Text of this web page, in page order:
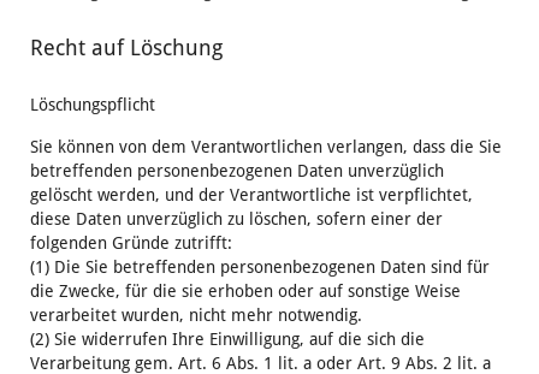
Recht auf Löschung
Löschungspflicht
Sie können von dem Verantwortlichen verlangen, dass die Sie
betreffenden personenbezogenen Daten unverzüglich
gelöscht werden, und der Verantwortliche ist verpflichtet,
diese Daten unverzüglich zu löschen, sofern einer der
folgenden Gründe zutrifft:
(1) Die Sie betreffenden personenbezogenen Daten sind für
die Zwecke, für die sie erhoben oder auf sonstige Weise
verarbeitet wurden, nicht mehr notwendig.
(2) Sie widerrufen Ihre Einwilligung, auf die sich die
Verarbeitung gem. Art. 6 Abs. 1 lit. a oder Art. 9 Abs. 2 lit. a